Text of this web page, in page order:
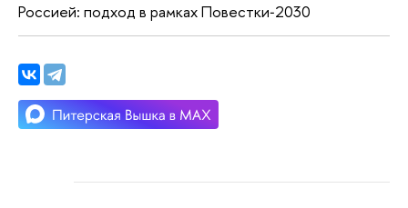
Россией: подход в рамках Повестки‑2030